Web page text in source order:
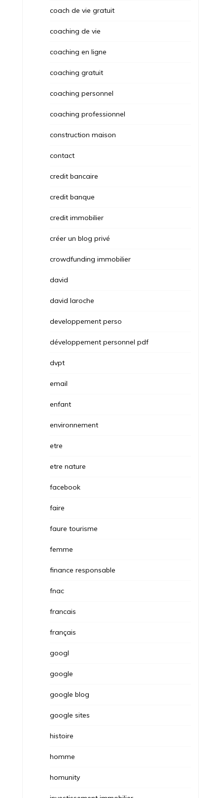
coach de vie gratuit
coaching de vie
coaching en ligne
coaching gratuit
coaching personnel
coaching professionnel
construction maison
contact
credit bancaire
credit banque
credit immobilier
créer un blog privé
crowdfunding immobilier
david
david laroche
developpement perso
développement personnel pdf
dvpt
email
enfant
environnement
etre
etre nature
facebook
faire
faure tourisme
femme
finance responsable
fnac
francais
français
googl
google
google blog
google sites
histoire
homme
homunity